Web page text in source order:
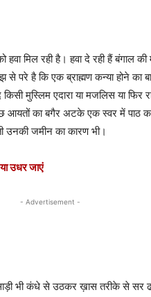
हवा मिल रही है। हवा दे रही हैं बंगाल की
परे है कि एक ब्राह्मण कन्या होने का
मुस्लिम एदारा या मजलिस या फिर
का बगैर अटके एक स्वर में पाठ
उनकी जमीन का कारण भी।
उधर जाएं
- Advertisement -
भी कंधे से उठकर ख़ास तरीके से सर